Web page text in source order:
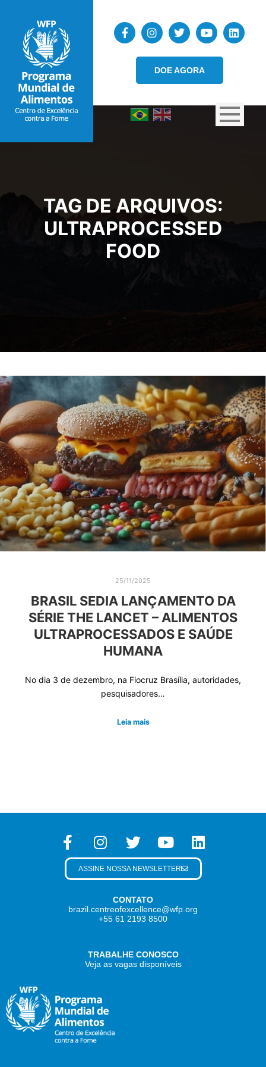
DOE AGORA
TAG DE ARQUIVOS:
ULTRAPROCESSED
FOOD
25/11/2025
BRASIL SEDIA LANÇAMENTO DA
SÉRIE THE LANCET – ALIMENTOS
ULTRAPROCESSADOS E SAÚDE
HUMANA
No dia 3 de dezembro, na Fiocruz Brasília, autoridades,
pesquisadores…
Leia mais
CONTATO
brazil.centreofexcellence@wfp.org
+55 61 2193 8500
TRABALHE CONOSCO
Veja as vagas disponíveis
ASSINE NOSSA NEWSLETTER